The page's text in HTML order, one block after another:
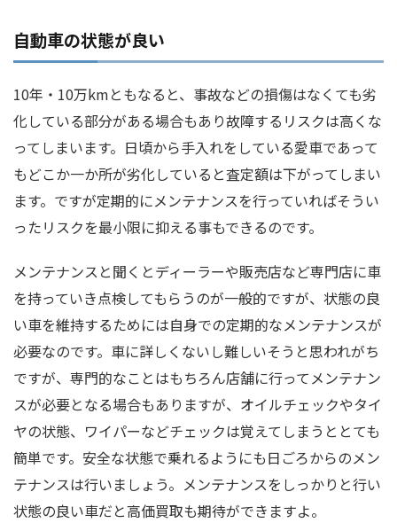
自動車の状態が良い
10年・10万kmともなると、事故などの損傷はなくても劣
化している部分がある場合もあり故障するリスクは高くな
ってしまいます。日頃から手入れをしている愛車であって
もどこか一か所が劣化していると査定額は下がってしまい
ます。ですが定期的にメンテナンスを行っていればそうい
ったリスクを最小限に抑える事もできるのです。
メンテナンスと聞くとディーラーや販売店など専門店に車
を持っていき点検してもらうのが一般的ですが、状態の良
い車を維持するためには自身での定期的なメンテナンスが
必要なのです。車に詳しくないし難しいそうと思われがち
ですが、専門的なことはもちろん店舗に行ってメンテナン
スが必要となる場合もありますが、オイルチェックやタイ
ヤの状態、ワイパーなどチェックは覚えてしまうととても
簡単です。安全な状態で乗れるようにも日ごろからのメン
テナンスは行いましょう。メンテナンスをしっかりと行い
状態の良い車だと高価買取も期待ができますよ。